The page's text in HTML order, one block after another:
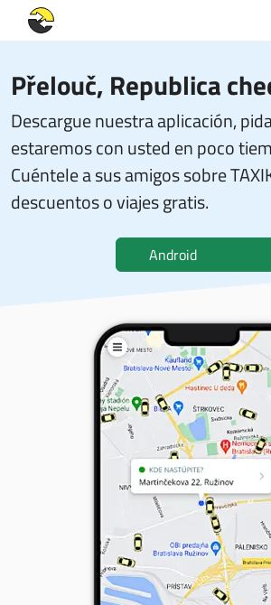
Přelouč, Republica
Descargue nuestra aplicación,
estaremos con usted en poco
Cuéntele a sus amigos sobre
descuentos o viajes gratis.
Android